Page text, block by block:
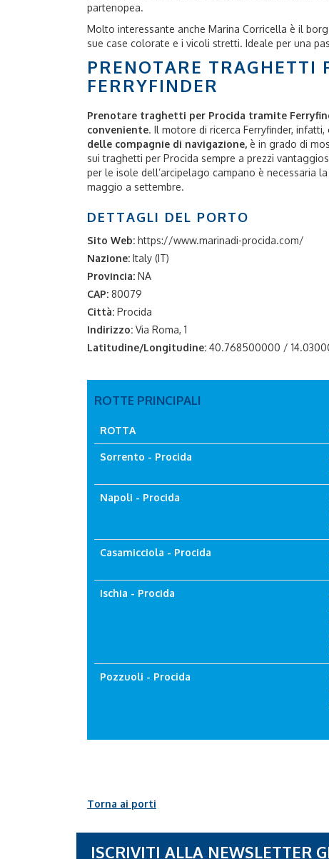
partenopea.
Molto interessante anche Marina Corricella è il
sue case colorate e i vicoli stretti. Ideale per una
PRENOTARE TRAGHETTI
FERRYFINDER
Prenotare traghetti per Procida tramite
conveniente. Il motore di ricerca Ferryfinder,
delle compagnie di navigazione, è in grado di
sui traghetti per Procida sempre a prezzi
per le isole dell’arcipelago campano è necessaria
maggio a settembre.
DETTAGLI DEL PORTO
Sito Web: https://www.marinadi-procida.com/
Nazione: Italy (IT)
Provincia: NA
CAP: 80079
Città: Procida
Indirizzo: Via Roma, 1
Latitudine/Longitudine: 40.768500000 /
ROTTE PRINCIPALI
ROTTA
Sorrento - Procida
Napoli - Procida
Casamicciola - Procida
Ischia - Procida
Pozzuoli - Procida
Torna ai porti
ISCRIVITI ALLA NEWSLETTER